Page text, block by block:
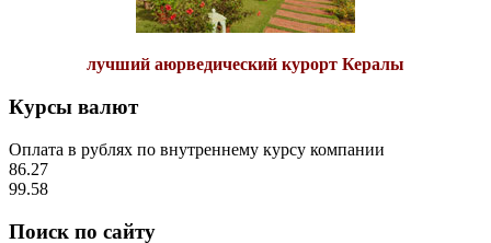
лучший аюрведический курорт Кералы
Курсы валют
Оплата в рублях по внутреннему курсу компании
86.27
99.58
Поиск по сайту